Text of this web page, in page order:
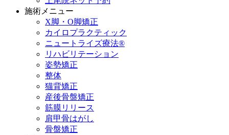
施術メニュー
X脚・O脚矯正
カイロプラクティック
ニュートライズ療法®
リハビリテーション
姿勢矯正
整体
猫背矯正
産後骨盤矯正
筋膜リリース
肩甲骨はがし
骨盤矯正